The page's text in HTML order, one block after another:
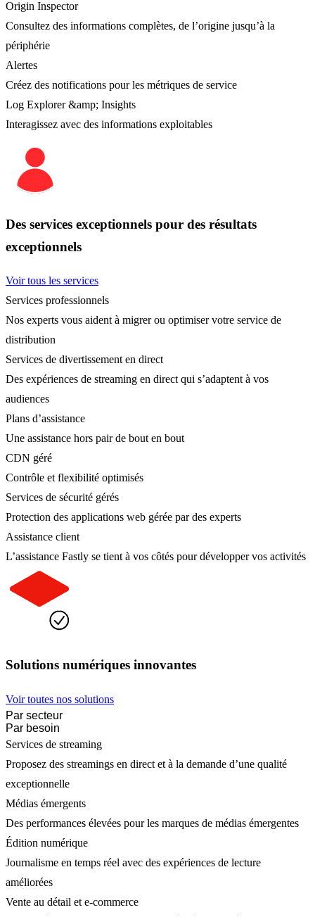
Origin Inspector
Consultez des informations complètes, de l’origine jusqu’à la
périphérie
Alertes
Créez des notifications pour les métriques de service
Log Explorer &amp; Insights
Interagissez avec des informations exploitables
Des services exceptionnels pour des résultats
exceptionnels
Voir tous les services
Services professionnels
Nos experts vous aident à migrer ou optimiser votre service de
distribution
Services de divertissement en direct
Des expériences de streaming en direct qui s’adaptent à vos
audiences
Plans d’assistance
Une assistance hors pair de bout en bout
CDN géré
Contrôle et flexibilité optimisés
Services de sécurité gérés
Protection des applications web gérée par des experts
Assistance client
L’assistance Fastly se tient à vos côtés pour développer vos activités
Solutions numériques innovantes
Voir toutes nos solutions
Par secteur
Par besoin
Services de streaming
Proposez des streamings en direct et à la demande d’une qualité
exceptionnelle
Médias émergents
Des performances élevées pour les marques de médias émergentes
Édition numérique
Journalisme en temps réel avec des expériences de lecture
améliorées
Vente au détail et e-commerce